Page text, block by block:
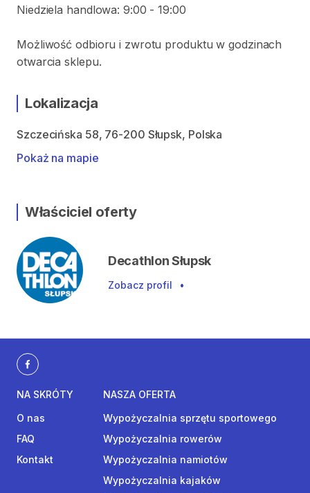
Niedziela handlowa: 9:00 - 19:00
Możliwość odbioru i zwrotu produktu w godzinach
otwarcia sklepu.
Lokalizacja
Szczecińska 58, 76-200 Słupsk, Polska
Pokaż na mapie
Właściciel oferty
Decathlon Słupsk
Zobacz profil •
NA SKRÓTY
O nas
FAQ
Kontakt
NASZA OFERTA
Wypożyczalnia sprzętu sportowego
Wypożyczalnia rowerów
Wypożyczalnia namiotów
Wypożyczalnia kajaków